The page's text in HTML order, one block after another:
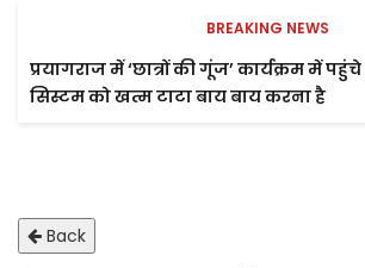
BREAKING NEWS
प्रयागराज में ‘छात्रों की गूंज’ कार्यक्रम में
सिस्टम को खत्म टाटा बाय बाय करना है
Back